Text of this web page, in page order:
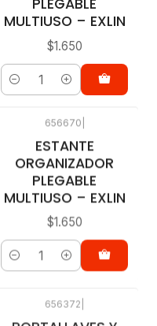
MULTIUSO – EXLIN
$1.650
Cantidad
656670
ESTANTE
ORGANIZADOR
PLEGABLE
MULTIUSO – EXLIN
$1.650
Cantidad
656372 |
PORTALLAVES Y